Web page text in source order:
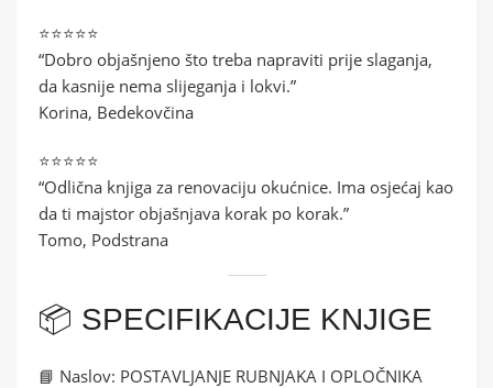
⭐⭐⭐⭐⭐
“Dobro objašnjeno što treba napraviti prije slaganja,
da kasnije nema slijeganja i lokvi.”
Korina, Bedekovčina
⭐⭐⭐⭐⭐
“Odlična knjiga za renovaciju okućnice. Ima osjećaj kao
da ti majstor objašnjava korak po korak.”
Tomo, Podstrana
📦 SPECIFIKACIJE KNJIGE
📘 Naslov: POSTAVLJANJE RUBNJAKA I OPLOČNIKA